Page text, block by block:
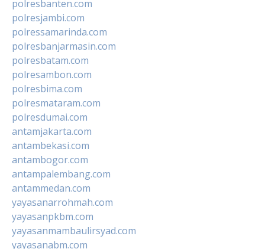
polresbanten.com
polresjambi.com
polressamarinda.com
polresbanjarmasin.com
polresbatam.com
polresambon.com
polresbima.com
polresmataram.com
polresdumai.com
antamjakarta.com
antambekasi.com
antambogor.com
antampalembang.com
antammedan.com
yayasanarrohmah.com
yayasanpkbm.com
yayasanmambaulirsyad.com
yayasanabm.com